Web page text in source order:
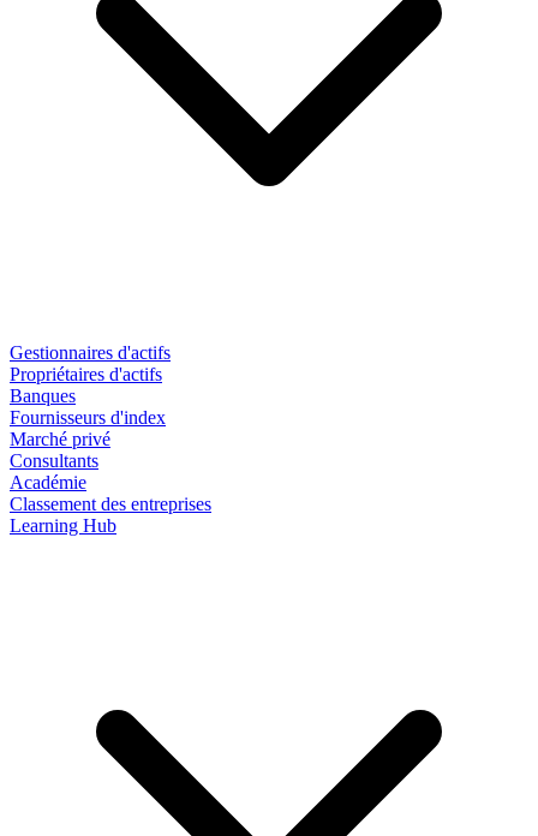
Gestionnaires d'actifs
Propriétaires d'actifs
Banques
Fournisseurs d'index
Marché privé
Consultants
Académie
Classement des entreprises
Learning Hub